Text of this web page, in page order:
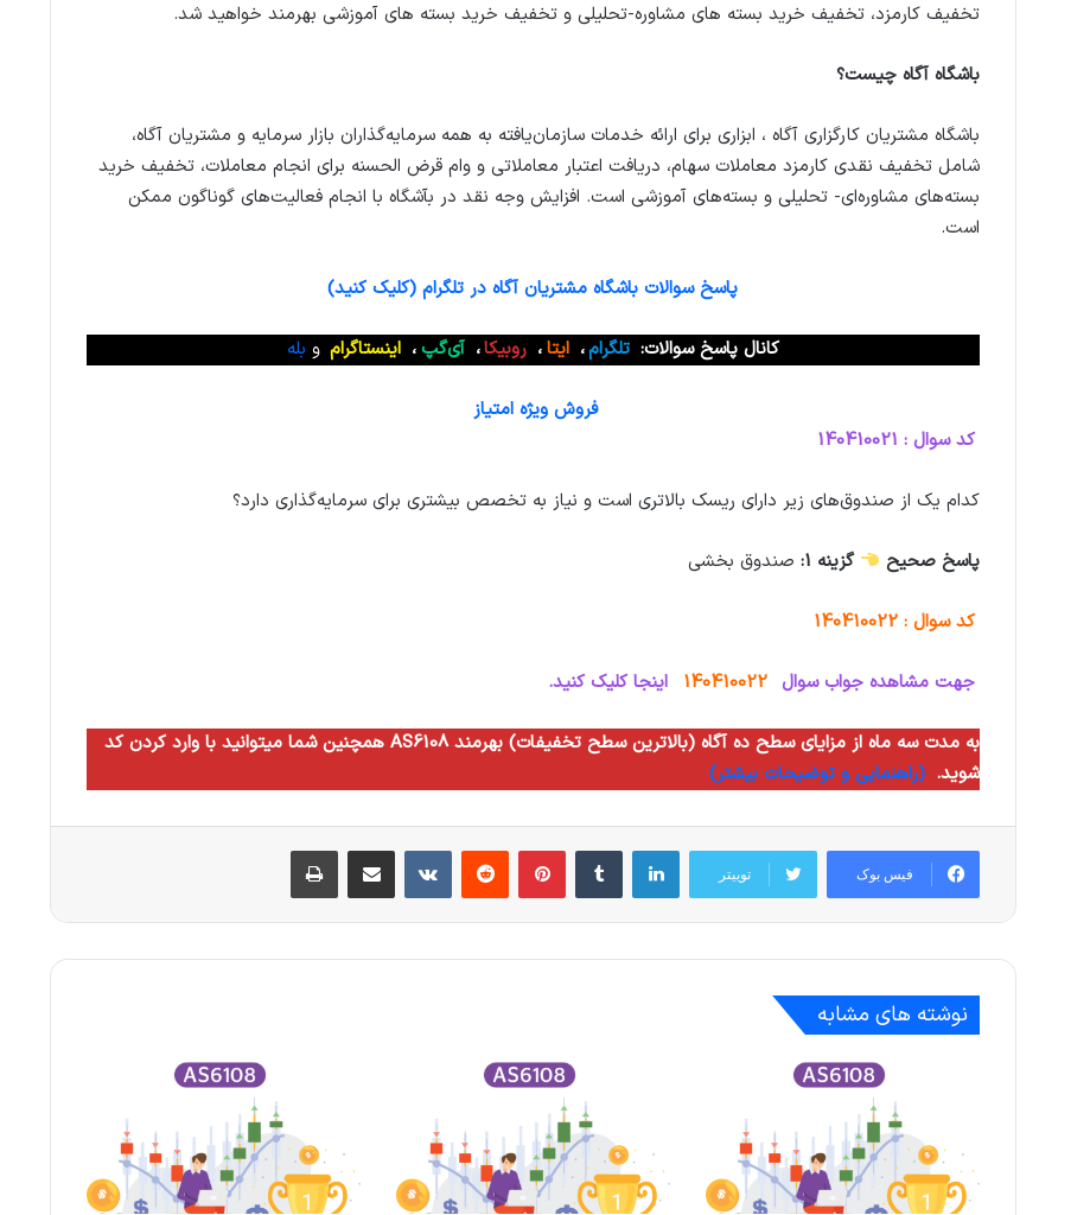
تخفیف کارمزد، تخفیف خرید بسته های مشاوره-تحلیلی و تخفیف خرید بسته های آموزشی بهرمند خواهید شد.
باشگاه آگاه چیست؟
باشگاه مشتریان کارگزاری آگاه ، ابزاری برای ارائه خدمات سازمان‌یافته به همه سرمایه‌گذاران بازار سرمایه و مشتریان آگاه،
شامل تخفیف نقدی کارمزد معاملات سهام، دریافت اعتبار معاملاتی و وام قرض الحسنه برای انجام معاملات، تخفیف خرید
بسته‌های مشاوره‌ای- تحلیلی و بسته‌های آموزشی است. افزایش وجه نقد در بآشگاه با انجام فعالیت‌های گوناگون ممکن
است.
پاسخ سوالات باشگاه مشتریان آگاه در تلگرام (کلیک کنید)
کانال پاسخ سوالات: تلگرام، ایتا، روبیکا، آی‌گپ، اینستاگرام و بله
فروش ویژه امتیاز
کد سوال : 140410021
کدام یک از صندوق‌های زیر دارای ریسک بالاتری است و نیاز به تخصص بیشتری برای سرمایه‌گذاری دارد؟
پاسخ صحیح گزینه 1: صندوق بخشی
کد سوال : 140410022
جهت مشاهده جواب سوال 140410022 اینجا کلیک کنید.
همچنین شما میتوانید با وارد کردن کد AS6108 به مدت سه ماه از مزایای سطح ده آگاه (بالاترین سطح تخفیفات) بهرمند
شوید. (راهنمایی و توضیحات بیشتر)
فیس بوک توییتر
لینکدین ‫تامبلر ‫پین‌ترست‫رددیت ‫VKontakteاشتراک گذاری از طریق ایمیل چاپ
نوشته های مشابه